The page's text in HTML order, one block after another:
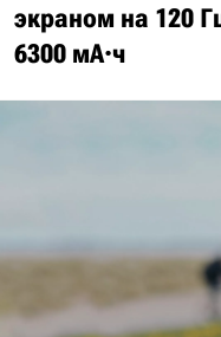
экраном на 120
6300 мА·ч